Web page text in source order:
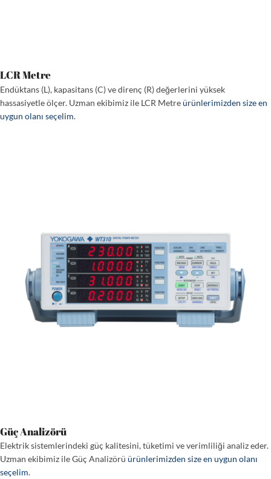
LCR Metre
Endüktans (L), kapasitans (C) ve direnç (R) değerlerini yüksek
hassasiyetle ölçer. Uzman ekibimiz ile LCR Metreürünlerimizden size en
uygun olanı seçelim.
Güç Analizörü
Elektrik sistemlerindeki güç kalitesini, tüketimi ve verimliliği analiz eder.
Uzman ekibimiz ile Güç Analizörü ürünlerimizden size en uygun olanı
seçelim.